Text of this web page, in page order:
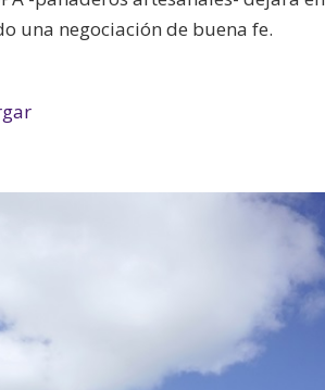
una negociación de buena fe.